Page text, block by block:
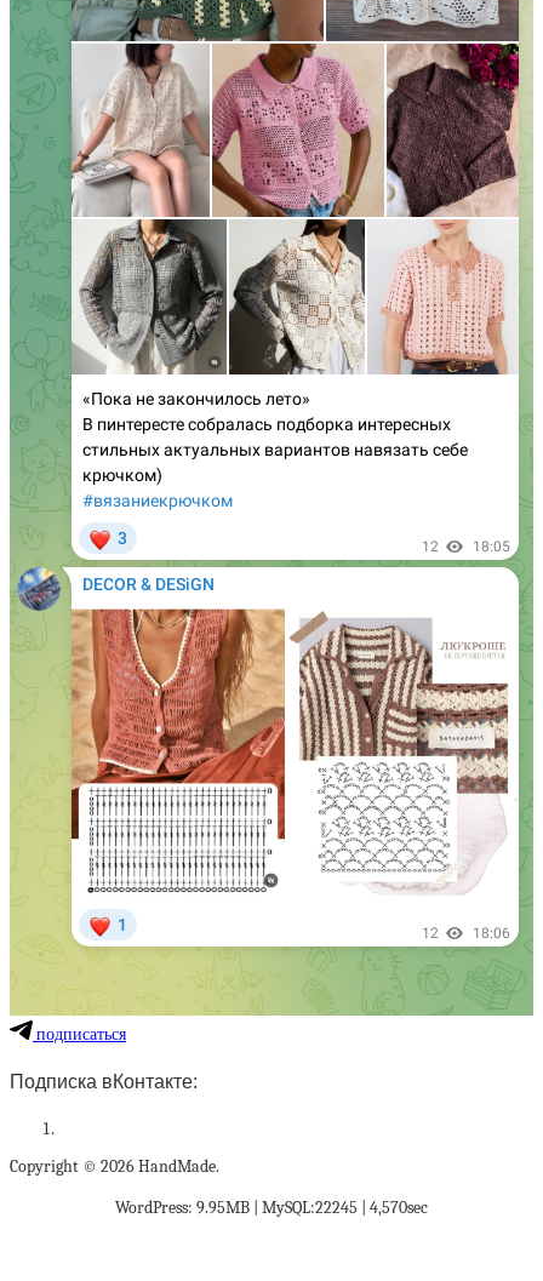
подписаться
Подписка вКонтакте:
Copyright © 2026 HandMade.
WordPress: 9.95MB | MySQL:22245 | 4,570sec